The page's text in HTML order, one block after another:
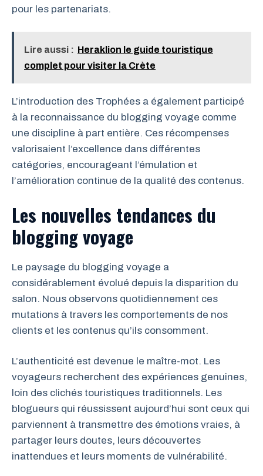
pour les partenariats.
Lire aussi : Heraklion le guide touristique
complet pour visiter la Crète
L’introduction des Trophées a également participé
à la reconnaissance du blogging voyage comme
une discipline à part entière. Ces récompenses
valorisaient l’excellence dans différentes
catégories, encourageant l’émulation et
l’amélioration continue de la qualité des contenus.
Les nouvelles tendances du
blogging voyage
Le paysage du blogging voyage a
considérablement évolué depuis la disparition du
salon. Nous observons quotidiennement ces
mutations à travers les comportements de nos
clients et les contenus qu’ils consomment.
L’authenticité est devenue le maître-mot. Les
voyageurs recherchent des expériences genuines,
loin des clichés touristiques traditionnels. Les
blogueurs qui réussissent aujourd’hui sont ceux qui
parviennent à transmettre des émotions vraies, à
partager leurs doutes, leurs découvertes
inattendues et leurs moments de vulnérabilité.